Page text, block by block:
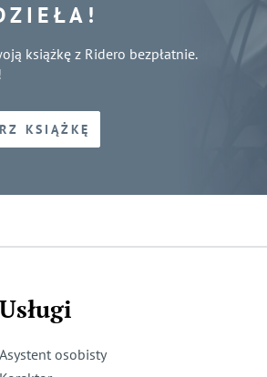
książkę z Ridero bezpłatnie.
KSIĄŻKĘ
Usługi
Asystent osobisty